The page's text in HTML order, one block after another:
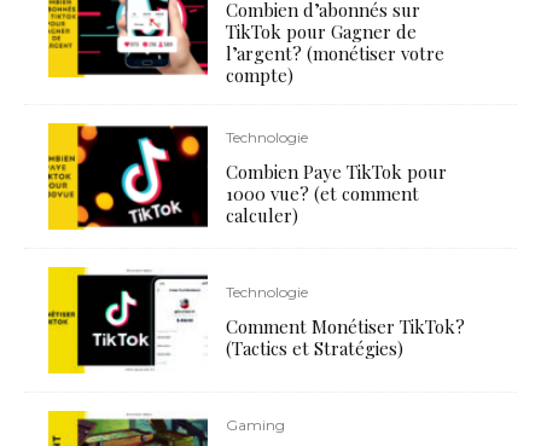
Combien d’abonnés sur
TikTok pour Gagner de
l’argent? (monétiser votre
compte)
Technologie
Combien Paye TikTok pour
1000 vue? (et comment
calculer)
Technologie
Comment Monétiser TikTok?
(Tactics et Stratégies)
Gaming